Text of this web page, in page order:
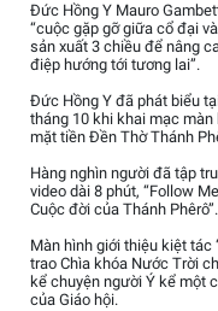
Đức Hồng Y Mauro
“cuộc gặp gỡ giữa cổ đại
sản xuất 3 chiều để nâng
điệp hướng tới tương lai”.
Đức Hồng Y đã phát biểu
tháng 10 khi khai mạc
mặt tiền Đền Thờ Thánh
Hàng nghìn người đã tập
video dài 8 phút, “Follow
Cuộc đời của Thánh Phêrô”.
Màn hình giới thiệu kiệt tác
trao Chìa khóa Nước Trời
kể chuyện người Ý kể một
của Giáo hội.